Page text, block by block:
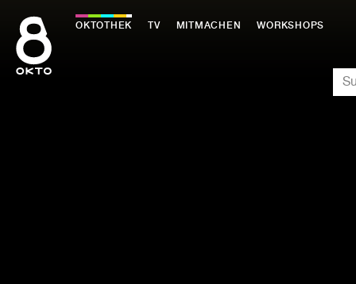
Inhalt
springen
OKTOTHEK TV MITMACHEN WORKSHOPS